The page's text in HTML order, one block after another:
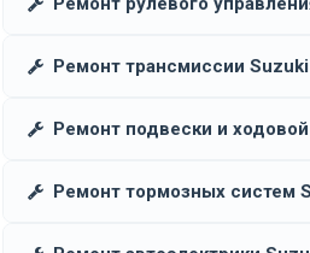
Ремонт трансмиссии
Ремонт подвески и
Ремонт тормозных систем